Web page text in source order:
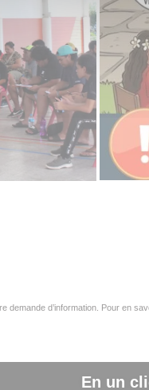
demande d’information. Pour en
En un